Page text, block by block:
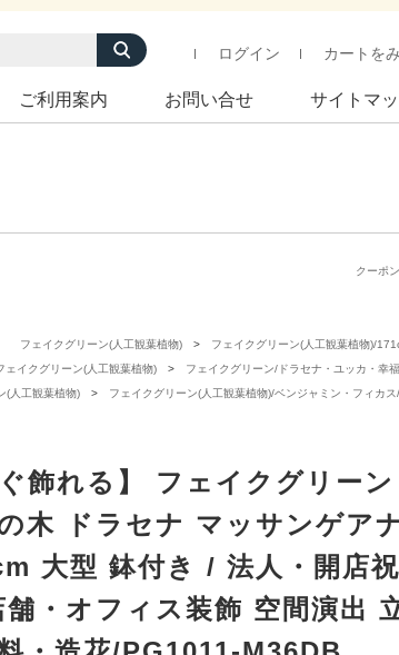
ログイン カートを
ご利用案内 お問い合せ サイトマ
クーポ
フェイクグリーン(人工観葉植物)
フェイクグリーン(人工観葉植物)/
ェイクグリーン(人工観葉植物)
フェイクグリーン/ドラセナ・ユッカ・幸
(人工観葉植物)
フェイクグリーン(人工観葉植物)/ベンジャミン・フィカ
ぐ飾れる】 フェイクグリーン
木 ドラセナ マッサンゲア
大型 鉢付き / 法人・開店祝
舗・オフィス装飾 空間演出